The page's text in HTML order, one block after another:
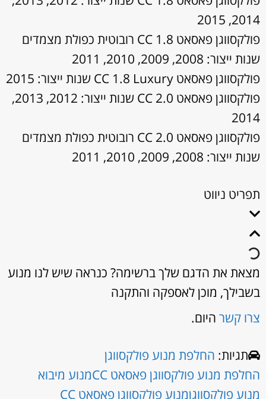
2014, 2015
פולקסווגן פאסאט CC 1.8 רובוטית כפולת מצמדים
שנות ייצור: 2008, 2009, 2010, 2011
פולקסווגן פאסאט CC 1.8 Luxury שנות ייצור: 2015
פולקסווגן פאסאט CC 2.0 שנות ייצור: 2012, 2013,
2014
פולקסווגן פאסאט CC 2.0 רובוטית כפולת מצמדים
שנות ייצור: 2008, 2009, 2010, 2011
תפריט ניווט
מצאת את הדגם שלך ברשימה? כנראה שיש לנו מנוע
בשבילך, מוכן לאספקה והתקנה
צרו קשר היום.
תגיות: החלפת מנוע פולקסווגן
החלפת מנוע פולקסווגן פאסאט CC
מנוע מיבוא
מנוע פולקסווגןמנוע פולקסווגן פאסאט CC